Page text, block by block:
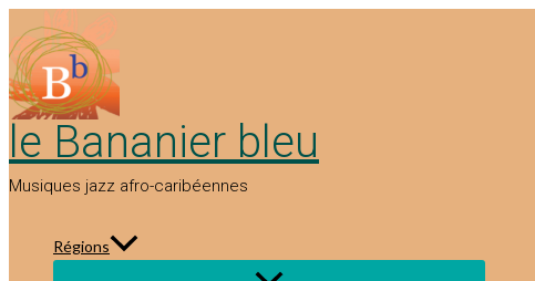
au
contenu
le Bananier bleu
Musiques jazz afro-caribéennes
Régions